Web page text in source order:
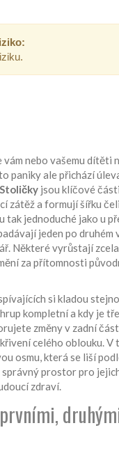
vám nebo vašemu dítěti
paniky ale přichází
Stoličky jsou klíčové
zátěž a formují šířku
tak jednoduché jako u
jeden po druhém
Některé vyrůstají
za přítomnosti
si kladou
kompletní a kdy je
změny v zadní
celého oblouku. V
osmu, která se liší
prostor pro
zdraví.